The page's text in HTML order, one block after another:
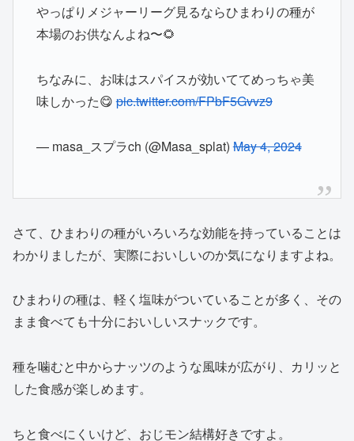
やっぱりメジャーリーグ見るならひまわりの種が
本場のお供なんよね〜🌻
ちなみに、お味はスパイスが効いててめっちゃ美
味しかった😋pic.twitter.com/FPbF5Gvvz9
— masa_スプラch (@Masa_splat)May 4, 2024
さて、ひまわりの種がいろいろな効能を持っていることは
わかりましたが、実際においしいのか気になりますよね。
ひまわりの種は、軽く塩味がついていることが多く、その
まま食べても十分においしいスナックです。
種を噛むと中からナッツのような風味が広がり、カリッと
した食感が楽しめます。
ちと食べにくいけど、おじモン結構好きですよ。